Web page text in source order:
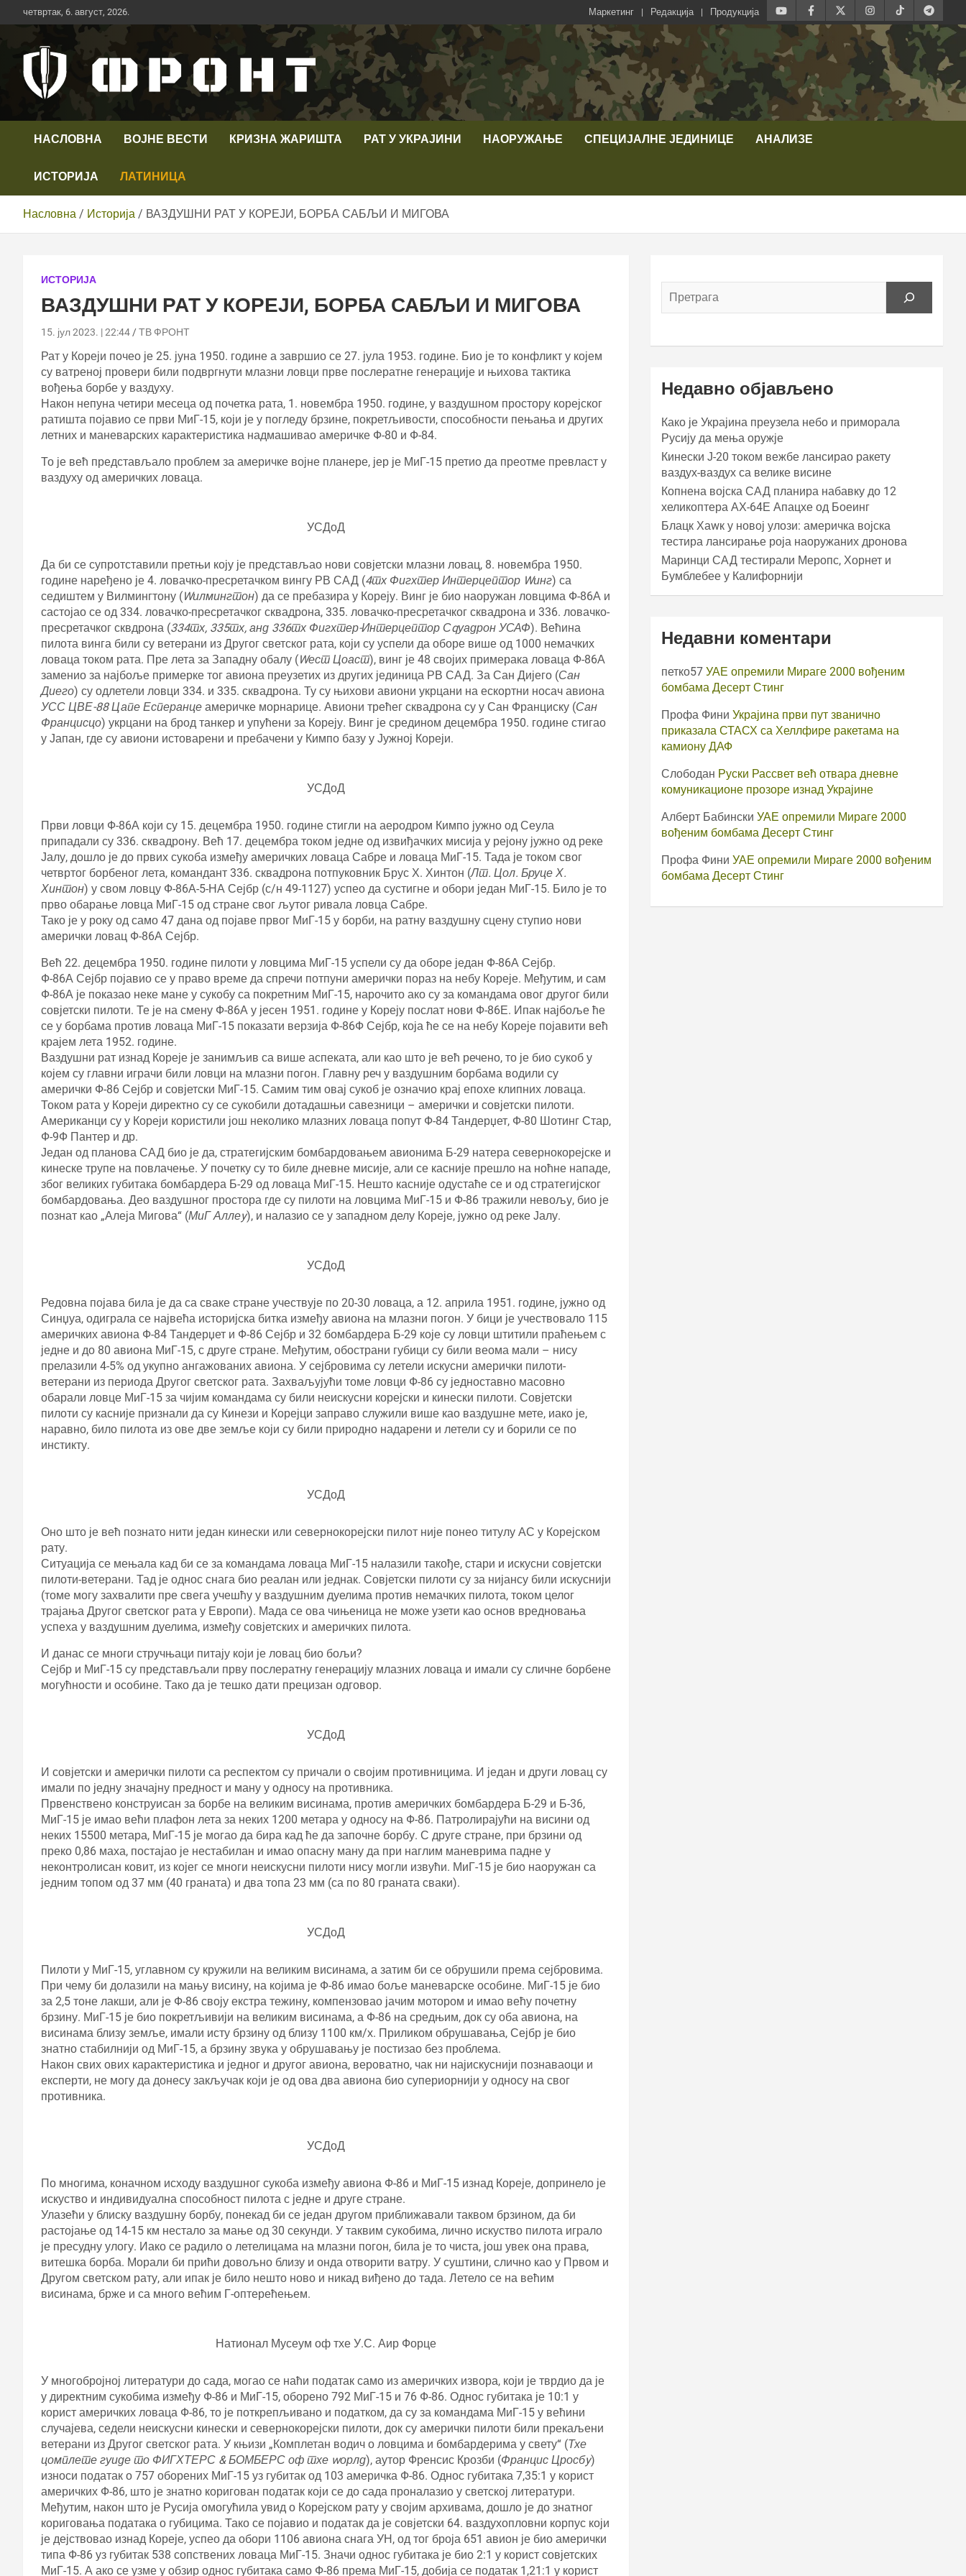
Скип
то
четвртак, 6. август, 2026. Маркетинг Редакција Продукција
Телевизија ФРОНТ
НАСЛОВНА ВОЈНЕ ВЕСТИ КРИЗНА ЖАРИШТА РАТ У УКРАЈИНИ НАОРУЖАЊЕ СПЕЦИЈАЛНЕ ЈЕДИНИЦЕ АНАЛИЗЕ
ИСТОРИЈА ЛАТИНИЦА
Насловна Историја ВАЗДУШНИ РАТ У КОРЕЈИ, БОРБА САБЉИ И МИГОВА
ИСТОРИЈА
ВАЗДУШНИ РАТ У КОРЕЈИ, БОРБА САБЉИ И МИГОВА
15. јул 2023. | 22:44 ТВ ФРОНТ
Рат у Кореји почео је 25. јуна 1950. године а завршио се 27. јула 1953. године. Био је то конфликт у којем
су ватреној провери били подвргнути млазни ловци прве послератне генерације и њихова тактика
вођења борбе у ваздуху.
Након непуна четири месеца од почетка рата, 1. новембра 1950. године, у ваздушном простору корејског
ратишта појавио се први МиГ-15, који је у погледу брзине, покретљивости, способности пењања и других
летних и маневарских карактеристика надмашивао америчке Ф-80 и Ф-84.
То је већ представљало проблем за америчке војне планере, јер је МиГ-15 претио да преотме превласт у
ваздуху од америчких ловаца.
УСДоД
Да би се супротставили претњи коју је представљао нови совјетски млазни ловац, 8. новембра 1950.
године наређено је 4. ловачко-пресретачком вингу РВ САД (4тх Фигхтер Интерцептор Wинг) са
седиштем у Вилмингтону (Wилмингтон) да се пребазира у Кореју. Винг је био наоружан ловцима Ф-86А и
састојао се од 334. ловачко-пресретачког сквадрона, 335. ловачко-пресретачког сквадрона и 336. ловачко-
пресретачког сквдрона (334тх, 335тх, анд 336тх Фигхтер-Интерцептор Сqуадрон УСАФ). Већина
пилота винга били су ветерани из Другог светског рата, који су успели да оборе више од 1000 немачких
ловаца током рата. Пре лета за Западну обалу (Wест Цоаст), винг је 48 својих примерака ловаца Ф-86А
заменио за најбоље примерке тог авиона преузетих из других јединица РВ САД. За Сан Дијего (Сан
Диего) су одлетели ловци 334. и 335. сквадрона. Ту су њихови авиони укрцани на ескортни носач авиона
УСС ЦВЕ-88 Цапе Есперанце америчке морнарице. Авиони трећег сквадрона су у Сан Франциску (Сан
Францисцо) укрцани на брод танкер и упућени за Кореју. Винг је средином децембра 1950. године стигао
у Јапан, где су авиони истоварени и пребачени у Кимпо базу у Јужној Кореји.
УСДоД
Први ловци Ф-86А који су 15. децембра 1950. године стигли на аеродром Кимпо јужно од Сеула
припадали су 336. сквадрону. Већ 17. децембра током једне од извиђачких мисија у рејону јужно од реке
Јалу, дошло је до првих сукоба између америчких ловаца Сабре и ловаца МиГ-15. Тада је током свог
четвртог борбеног лета, командант 336. сквадрона потпуковник Брус Х. Хинтон (Лт. Цол. Бруце Х.
Хинтон) у свом ловцу Ф-86А-5-НА Сејбр (с/н 49-1127) успео да сустигне и обори један МиГ-15. Било је то
прво обарање ловца МиГ-15 од стране свог љутог ривала ловца Сабре.
Тако је у року од само 47 дана од појаве првог МиГ-15 у борби, на ратну ваздушну сцену ступио нови
амерички ловац Ф-86А Сејбр.
Већ 22. децембра 1950. године пилоти у ловцима МиГ-15 успели су да оборе један Ф-86А Сејбр.
Ф-86А Сејбр појавио се у право време да спречи потпуни амерички пораз на небу Кореје. Међутим, и сам
Ф-86А је показао неке мане у сукобу са покретним МиГ-15, нарочито ако су за командама овог другог били
совјетски пилоти. Те је на смену Ф-86А у јесен 1951. године у Кореју послат нови Ф-86Е. Ипак најбоље ће
се у борбама против ловаца МиГ-15 показати верзија Ф-86Ф Сејбр, која ће се на небу Кореје појавити већ
крајем лета 1952. године.
Ваздушни рат изнад Кореје је занимљив са више аспеката, али као што је већ речено, то је био сукоб у
којем су главни играчи били ловци на млазни погон. Главну реч у ваздушним борбама водили су
амерички Ф-86 Сејбр и совјетски МиГ-15. Самим тим овај сукоб је означио крај епохе клипних ловаца.
Током рата у Кореји директно су се сукобили дотадашњи савезници – амерички и совјетски пилоти.
Американци су у Кореји користили још неколико млазних ловаца попут Ф-84 Тандерџет, Ф-80 Шотинг Стар,
Ф-9Ф Пантер и др.
Један од планова САД био је да, стратегијским бомбардовањем авионима Б-29 натера севернокорејске и
кинеске трупе на повлачење. У почетку су то биле дневне мисије, али се касније прешло на ноћне нападе,
због великих губитака бомбардера Б-29 од ловаца МиГ-15. Нешто касније одустаће се и од стратегијског
бомбардовања. Део ваздушног простора где су пилоти на ловцима МиГ-15 и Ф-86 тражили невољу, био је
познат као „Алеја Мигова“ (МиГ Аллеy), и налазио се у западном делу Кореје, јужно од реке Јалу.
УСДоД
Редовна појава била је да са сваке стране учествује по 20-30 ловаца, а 12. априла 1951. године, јужно од
Синџуа, одиграла се највећа историјска битка између авиона на млазни погон. У бици је учествовало 115
америчких авиона Ф-84 Тандерџет и Ф-86 Сејбр и 32 бомбардера Б-29 које су ловци штитили праћењем с
једне и до 80 авиона МиГ-15, с друге стране. Међутим, обострани губици су били веома мали – нису
прелазили 4-5% од укупно ангажованих авиона. У сејбровима су летели искусни амерички пилоти-
ветерани из периода Другог светског рата. Захваљујући томе ловци Ф-86 су једноставно масовно
обарали ловце МиГ-15 за чијим командама су били неискусни корејски и кинески пилоти. Совјетски
пилоти су касније признали да су Кинези и Корејци заправо служили више као ваздушне мете, иако је,
наравно, било пилота из ове две земље који су били природно надарени и летели су и борили се по
инстикту.
УСДоД
Оно што је већ познато нити један кинески или севернокорејски пилот није понео титулу АС у Корејском
рату.
Ситуација се мењала кад би се за командама ловаца МиГ-15 налазили такође, стари и искусни совјетски
пилоти-ветерани. Тад је однос снага био реалан или једнак. Совјетски пилоти су за нијансу били искуснији
(томе могу захвалити пре свега учешћу у ваздушним дуелима против немачких пилота, током целог
трајања Другог светског рата у Европи). Мада се ова чињеница не може узети као основ вредновања
успеха у ваздушним дуелима, између совјетских и америчких пилота.
И данас се многи стручњаци питају који је ловац био бољи?
Сејбр и МиГ-15 су представљали прву послератну генерацију млазних ловаца и имали су сличне борбене
могућности и особине. Тако да је тешко дати прецизан одговор.
УСДоД
И совјетски и амерички пилоти са респектом су причали о својим противницима. И један и други ловац су
имали по једну значајну предност и ману у односу на противника.
Првенствено конструисан за борбе на великим висинама, против америчких бомбардера Б-29 и Б-36,
МиГ-15 је имао већи плафон лета за неких 1200 метара у односу на Ф-86. Патролирајући на висини од
неких 15500 метара, МиГ-15 је могао да бира кад ће да започне борбу. С друге стране, при брзини од
преко 0,86 маха, постајао је нестабилан и имао опасну ману да при наглим маневрима падне у
неконтролисан ковит, из којег се многи неискусни пилоти нису могли извући. МиГ-15 је био наоружан са
једним топом од 37 мм (40 граната) и два топа 23 мм (са по 80 граната сваки).
УСДоД
Пилоти у МиГ-15, углавном су кружили на великим висинама, а затим би се обрушили према сејбровима.
При чему би долазили на мању висину, на којима је Ф-86 имао боље маневарске особине. МиГ-15 је био
за 2,5 тоне лакши, али је Ф-86 своју екстра тежину, компензовао јачим мотором и имао већу почетну
брзину. МиГ-15 је био покретљивији на великим висинама, а Ф-86 на средњим, док су оба авиона, на
висинама близу земље, имали исту брзину од близу 1100 км/х. Приликом обрушавања, Сејбр је био
знатно стабилнији од МиГ-15, а брзину звука у обрушавању је постизао без проблема.
Након свих ових карактеристика и једног и другог авиона, вероватно, чак ни најискуснији познаваоци и
експерти, не могу да донесу закључак који је од ова два авиона био супериорнији у односу на свог
противника.
УСДоД
По многима, коначном исходу ваздушног сукоба између авиона Ф-86 и МиГ-15 изнад Кореје, допринело је
искуство и индивидуална способност пилота с једне и друге стране.
Улазећи у блиску ваздушну борбу, понекад би се један другом приближавали таквом брзином, да би
растојање од 14-15 км нестало за мање од 30 секунди. У таквим сукобима, лично искуство пилота играло
је пресудну улогу. Иако се радило о летелицама на млазни погон, била је то чиста, још увек она права,
витешка борба. Морали би прићи довољно близу и онда отворити ватру. У суштини, слично као у Првом и
Другом светском рату, али ипак је било нешто ново и никад виђено до тада. Летело се на већим
висинама, брже и са много већим Г-оптерећењем.
Натионал Мусеум оф тхе У.С. Аир Форце
У многобројној литератури до сада, могао се наћи податак само из америчких извора, који је тврдио да је
у директним сукобима између Ф-86 и МиГ-15, оборено 792 МиГ-15 и 76 Ф-86. Однос губитака је 10:1 у
корист америчких ловаца Ф-86, то је поткрепљивано и податком, да су за командама МиГ-15 у већини
случајева, седели неискусни кинески и севернокорејски пилоти, док су амерички пилоти били прекаљени
ветерани из Другог светског рата. У књизи „Комплетан водич о ловцима и бомбардерима у свету“ (Тхе
цомплете гуиде то ФИГХТЕРС & БОМБЕРС оф тхе wорлд), аутор Френсис Крозби (Францис Цросбy)
износи податак о 757 оборених МиГ-15 уз губитак од 103 америчка Ф-86. Однос губитака 7,35:1 у корист
америчких Ф-86, што је знатно коригован податак који се до сада проналазио у светској литератури.
Међутим, након што је Русија омогућила увид о Корејском рату у својим архивама, дошло је до знатног
кориговања података о губицима. Тако се појавио и податак да је совјетски 64. ваздухопловни корпус који
је дејствовао изнад Кореје, успео да обори 1106 авиона снага УН, од тог броја 651 авион је био амерички
типа Ф-86 уз губитак 538 сопствених ловаца МиГ-15. Значи однос губитака је био 2:1 у корист совјетских
МиГ-15. А ако се узме у обзир однос губитака само Ф-86 према МиГ-15, добија се податак 1,21:1 у корист
Недавно објављено
Како је Украјина преузела небо и приморала
Русију да мења оружје
Кинески Ј-20 током вежбе лансирао ракету
ваздух-ваздух са велике висине
Копнена војска САД планира набавку до 12
хеликоптера АХ-64Е Апацхе од Боеинг
Блацк Хаwк у новој улози: америчка војска
тестира лансирање роја наоружаних дронова
Маринци САД тестирали Меропс, Хорнет и
Бумблебее у Калифорнији
Недавни коментари
петко57 УАЕ опремили Мираге 2000 вођеним
бомбама Десерт Стинг
Профа Фини Украјина први пут званично
приказала СТАСХ са Хеллфире ракетама на
камиону ДАФ
Слободан Руски Рассвет већ отвара дневне
комуникационе прозоре изнад Украјине
Алберт Бабински УАЕ опремили Мираге 2000
вођеним бомбама Десерт Стинг
Профа Фини УАЕ опремили Мираге 2000 вођеним
бомбама Десерт Стинг